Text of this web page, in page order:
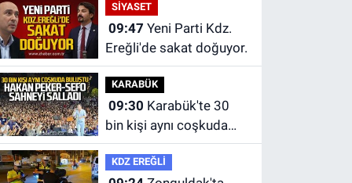
SİYASET
09:47
Ereğli'de sakat doğuyor.
KARABÜK
09:30
bin kişi aynı coşkuda
buluştu.
KDZ EREĞLİ